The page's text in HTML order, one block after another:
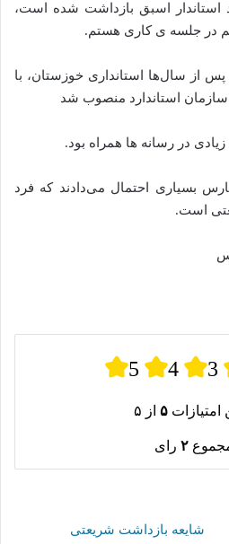
استاندار اسبق بازداشت شده است،
در جلسه‌‌ ی کاری هستم.
از سال‌ها استانداری خوزستان، با
استاندارد منصوب شد
زیادی در رسانه‌ ها همراه بود.
بسیاری احتمال می‌دادند که فرد
است.
5 4 3
امتیازات ۵ از ۵
۲ رای
شایعه بازداشت شریعتی